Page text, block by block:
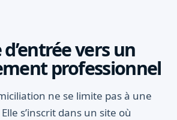
vers un
professionnel
ne se limite pas à une
s’inscrit dans un site où